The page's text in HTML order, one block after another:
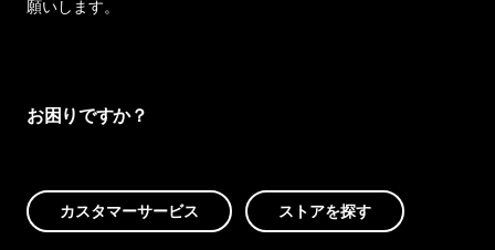
願いします。
お困りですか？
カスタマーサービス ストアを探す